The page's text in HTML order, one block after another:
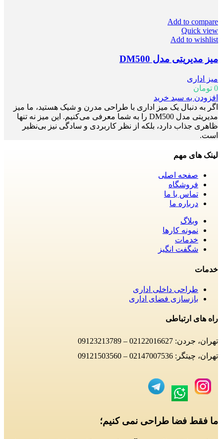
Add to compare
Quick view
Add to wishlist
میز مدیریتی مدل DM500
میز اداری
0 تومان
افزودن به سبد خرید
اگر به دنبال یک میز اداری با طراحی مدرن و شیک هستید، ما میز
مدیریتی مدل DM500 را به شما معرفی می‌کنیم. این میز نه تنها
ظاهری جذاب دارد، بلکه از نظر کاربردی و سادگی نیز بی‌نظیر
است.
لینک های مهم
صفحه اصلی
فروشگاه
تماس با ما
درباره ما
وبلاگ
نمونه کارها
خدمات
شگفت انگیز
خدمات
طراحی داخلی اداری
بازسازی فضای اداری
راه های ارتباطی
تهران، جردن: 02122016627 – 09123213789
تهران، چیتگر: 02147007536 – 09121503560
ما فقط فضا طراحی نمی کنیم؛